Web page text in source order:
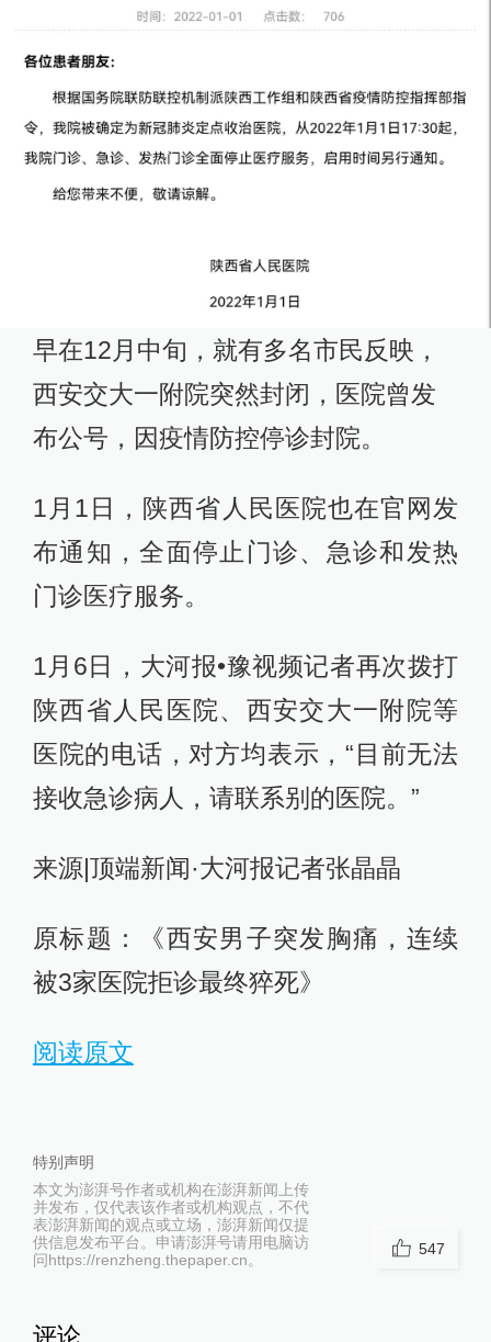
早在12月中旬，就有多名市民反映，
西安交大一附院突然封闭，医院曾发
布公号，因疫情防控停诊封院。
1月1日，陕西省人民医院也在官网发
布通知，全面停止门诊、急诊和发热
门诊医疗服务。
1月6日，大河报•豫视频记者再次拨打
陕西省人民医院、西安交大一附院等
医院的电话，对方均表示，“目前无法
接收急诊病人，请联系别的医院。”
来源|顶端新闻·大河报记者张晶晶
原标题：《西安男子突发胸痛，连续
被3家医院拒诊最终猝死》
阅读原文
特别声明
本文为澎湃号作者或机构在澎湃新闻上传
并发布，仅代表该作者或机构观点，不代
表澎湃新闻的观点或立场，澎湃新闻仅提
供信息发布平台。申请澎湃号请用电脑访
问https://renzheng.thepaper.cn。
547
评论